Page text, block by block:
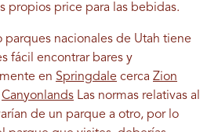
propios price para las bebidas.
parques nacionales de Utah tiene
fácil encontrar bares y
en Springdale cerca Zion
Canyonlands Las normas relativas al
de un parque a otro, por lo